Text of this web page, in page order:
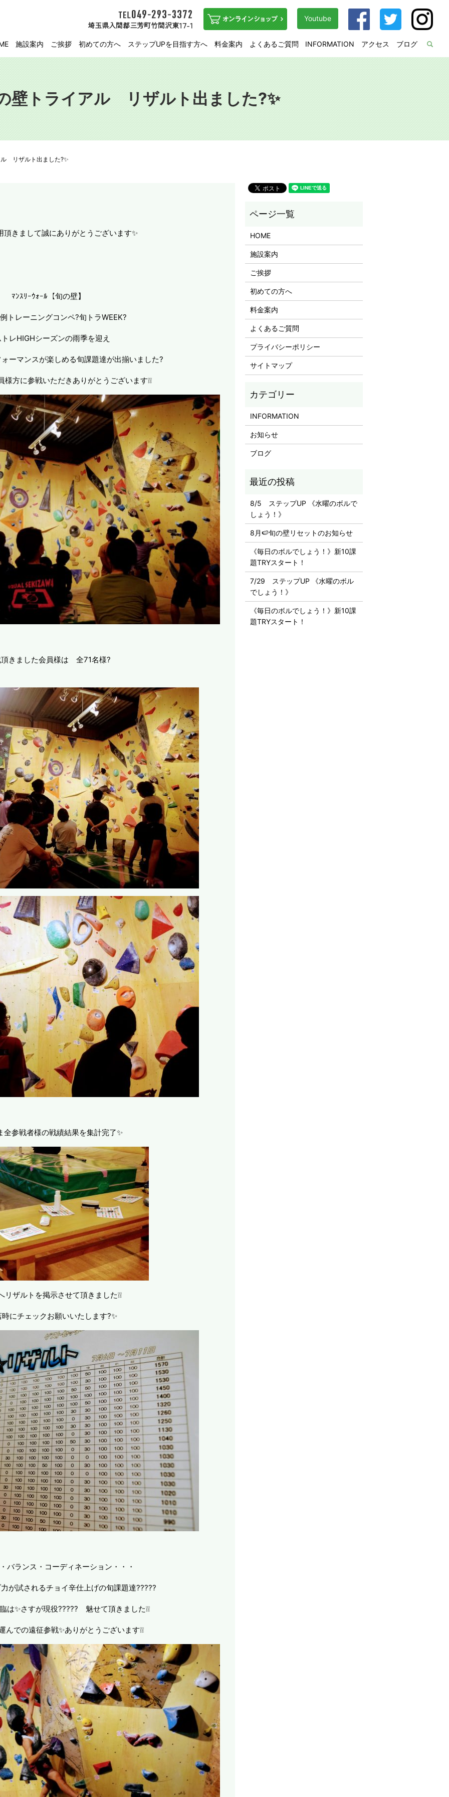
施設案内 ご挨拶 初めての方へ ステップUPを目指す方へ 料金案内 よくあるご質問 INFORMATION アクセス ブログ
Youtube
壁トライアル リザルト出ました?✨
リザルト出ました?✨
頂きまして誠にありがとうございます✨
ﾏﾝｽﾘｰｳｫｰﾙ【旬の壁】
トレーニングコンペ?旬トラWEEK?
レHIGHシーズンの雨季を迎え
ーマンスが楽しめる旬課題達が出揃いました?
方に参戦いただきありがとうございます❕❕
きました会員様は 全71名様?
全参戦者様の戦績結果を集計完了✨
リザルトを掲示させて頂きました❕❕
にチェックお願いいたします?✨
バランス・コーディネーション・・・
が試されるチョイ辛仕上げの旬課題達?????
は✨さすが現役????? 魅せて頂きました❕❕
での遠征参戦✨ありがとうございます❕❕
HOME
施設案内
ご挨拶
初めての方へ
料金案内
よくあるご質問
プライバシーポリシー
サイトマップ
INFORMATION
お知らせ
ブログ
8/5 ステップUP 《水曜のボルで
しょう！》
8月🍉旬の壁リセットのお知らせ
《毎日のボルでしょう！》新10課
題TRYスタート！
7/29 ステップUP 《水曜のボル
でしょう！》
《毎日のボルでしょう！》新10課
題TRYスタート！